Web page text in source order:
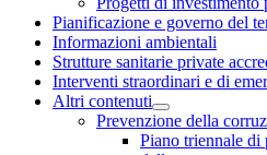
Pianificazione e governo del
Informazioni ambientali
Strutture sanitarie private
Interventi straordinari e di
Altri contenuti
Prevenzione della
Piano triennale di